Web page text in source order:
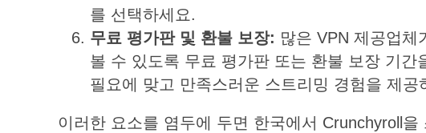
를 선택하세요.
무료 평가판 및 환불 보장: 많은 VPN 제공업체
볼 수 있도록 무료 평가판 또는 환불 보장 기간
필요에 맞고 만족스러운 스트리밍 경험을 제
이러한 요소를 염두에 두면 한국에서 Crunchyroll